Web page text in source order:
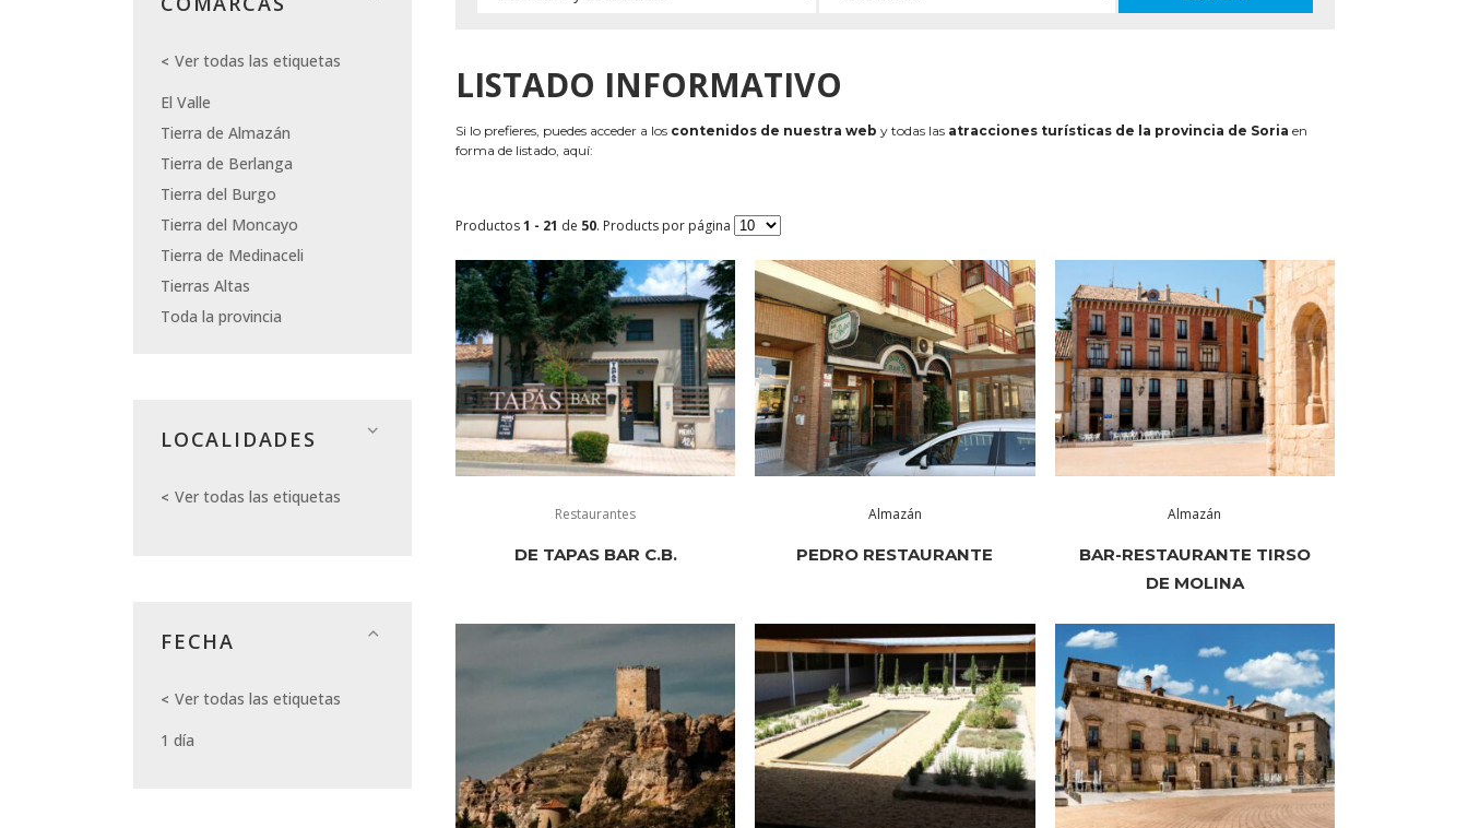
Ver todas las etiquetas
El Valle
Tierra de Almazán
Tierra de Berlanga
Tierra del Burgo
Tierra del Moncayo
Tierra de Medinaceli
Tierras Altas
Toda la provincia
LOCALIDADES
Ver todas las etiquetas
FECHA
Ver todas las etiquetas
1 día
LISTADO INFORMATIVO
Si lo prefieres, puedes acceder a los contenidos de nuestra web y todas las atracciones turísticas de la provincia de Soria en
forma de listado, aquí:
Productos1 - 21 de 50. Products por página
Restaurantes
DE TAPAS BAR C.B.
Almazán
PEDRO RESTAURANTE
Almazán
BAR-RESTAURANTE TIRSO
DE MOLINA